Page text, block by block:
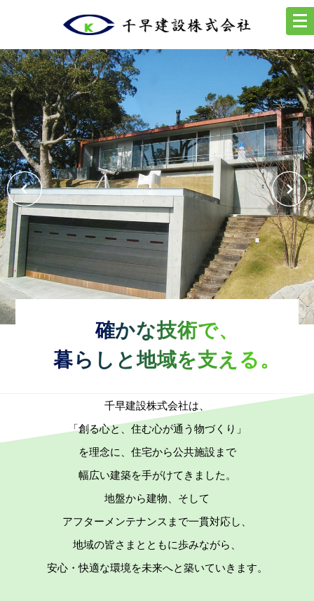
確かな技術で、
暮らしと地域を支える。
千早建設株式会社は、
「創る心と、住む心が通う物づくり」
を理念に、 住宅から公共施設まで
幅広い建築を手がけてきました。
地盤から建物、そして
アフターメンテナンスまで一貫対応し、
地域の皆さまとともに歩みながら、
安心・快適な環境を未来へと築いていきます。